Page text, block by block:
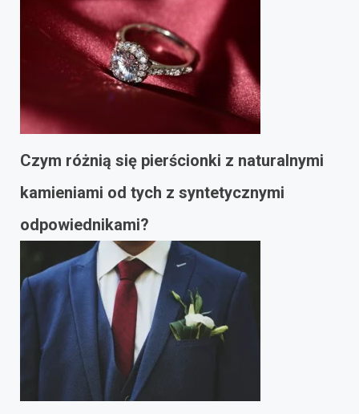
Czym różnią się pierścionki z naturalnymi
kamieniami od tych z syntetycznymi
odpowiednikami?